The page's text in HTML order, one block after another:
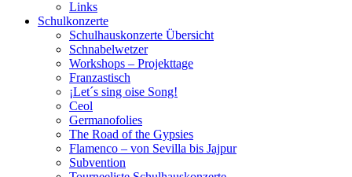
Links
Schulkonzerte
Schulhauskonzerte Übersicht
Schnabelwetzer
Workshops – Projekttage
Franzastisch
¡Let´s sing oise Song!
Ceol
Germanofolies
The Road of the Gypsies
Flamenco – von Sevilla bis Jajpur
Subvention